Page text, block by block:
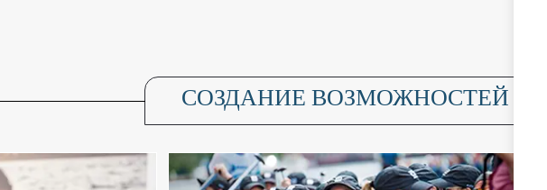
СОЗДАНИЕ ВОЗМОЖНОСТЕЙ